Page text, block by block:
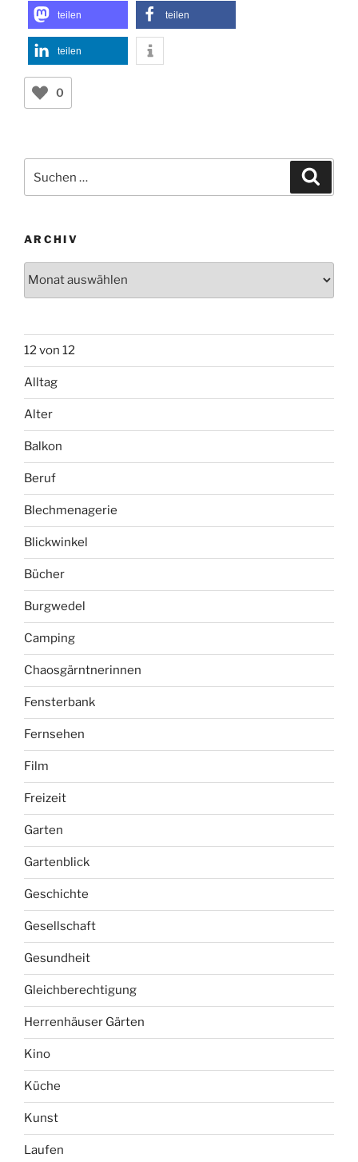
teilen teilen
teilen
0
nach:
ARCHIV
12 von 12
Alltag
Alter
Balkon
Beruf
Blechmenagerie
Blickwinkel
Bücher
Burgwedel
Camping
Chaosgärntnerinnen
Fensterbank
Fernsehen
Film
Freizeit
Garten
Gartenblick
Geschichte
Gesellschaft
Gesundheit
Gleichberechtigung
Herrenhäuser Gärten
Kino
Küche
Kunst
Laufen